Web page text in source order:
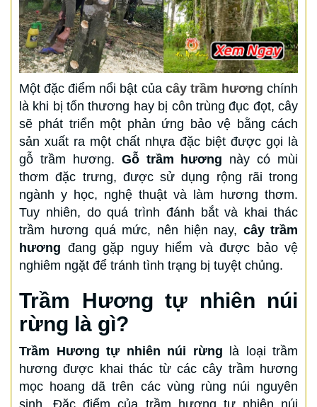
Một đặc điểm nổi bật của cây trầm hương chính
là khi bị tổn thương hay bị côn trùng đục đọt, cây
sẽ phát triển một phản ứng bảo vệ bằng cách
sản xuất ra một chất nhựa đặc biệt được gọi là
gỗ trầm hương. Gỗ trầm hương này có mùi
thơm đặc trưng, được sử dụng rộng rãi trong
ngành y học, nghệ thuật và làm hương thơm.
Tuy nhiên, do quá trình đánh bắt và khai thác
trầm hương quá mức, nên hiện nay, cây trầm
hương đang gặp nguy hiểm và được bảo vệ
nghiêm ngặt để tránh tình trạng bị tuyệt chủng.
Trầm Hương tự nhiên núi
rừng là gì?
Trầm Hương tự nhiên núi rừng là loại trầm
hương được khai thác từ các cây trầm hương
mọc hoang dã trên các vùng rùng núi nguyên
sinh. Đặc điểm của trầm hương tự nhiên núi